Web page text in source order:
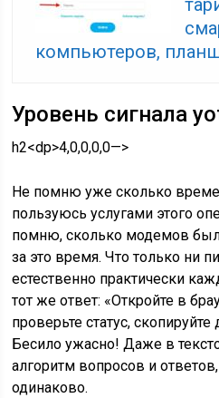
компьютеров,
Уровень сигнала
h2<dp>4,0,0,0,0—>
Не помню уже сколько
пользуюсь услугами этого
помню, сколько модемов
за это время. Что только ни
естественно практически
тот же ответ: «Откройте в
проверьте статус,
Бесило ужасно! Даже в
алгоритм вопросов и
одинаково.